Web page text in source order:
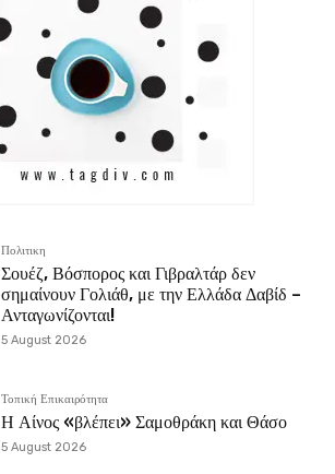
Πολιτικη
Σουέζ, Βόσπορος και Γιβραλτάρ δεν
σημαίνουν Γολιάθ, με την Ελλάδα Δαβίδ –
Ανταγωνίζονται!
5 August 2026
Τοπική Επικαιρότητα
Η Αίνος «βλέπει» Σαμοθράκη και Θάσο
5 August 2026